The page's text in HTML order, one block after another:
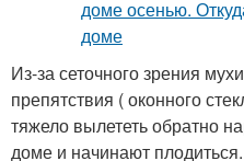
Из-за сеточного зрения
препятствия ( оконного
тяжело вылететь обратно
доме и начинают плодиться.